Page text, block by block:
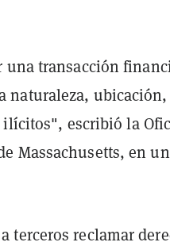
transacción
naturaleza, ubicación,
escribió la
Massachusetts, en un
terceros reclamar